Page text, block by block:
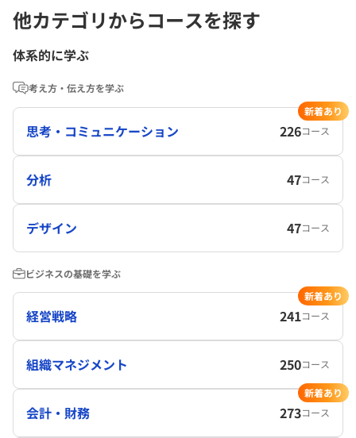
他カテゴリからコースを探す
体系的に学ぶ
考え方・伝え方を学ぶ
思考・コミュニケーション 226コース
新着あり
分析 47コース
デザイン 47コース
ビジネスの基礎を学ぶ
経営戦略 241コース
新着あり
組織マネジメント 250コース
会計・財務 273コース
新着あり